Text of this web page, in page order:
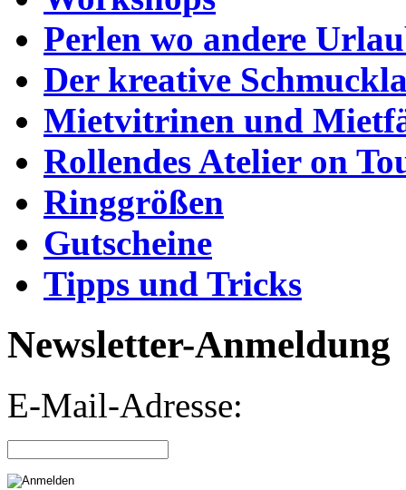
Perlen wo andere
Der kreative
Mietvitrinen und
Rollendes Atelier on
Ringgrößen
Gutscheine
Tipps und Tricks
Newsletter-Anmeldung
E-Mail-Adresse: